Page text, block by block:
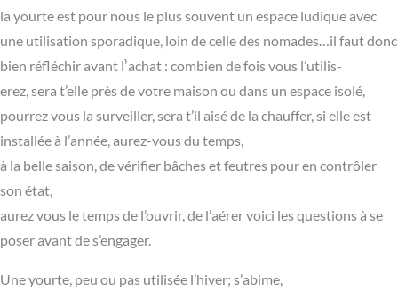
la yourte est pour nous le plus souvent un espace ludique avec
une utilisation sporadique, loin de celle des nomades…il faut donc
bien réfléchir avant l’̀achat : combien de fois vous l’utilis-
erez, sera t’elle près de votre maison ou dans un espace isolé,
pourrez vous la surveiller, sera t’il aisé de la chauffer, si elle est
installée à l’année, aurez-vous du temps,
à la belle saison, de vérifier bâches et feutres pour en contrôler
son état,
aurez vous le temps de l’ouvrir, de l’aérer voici les questions à se
poser avant de s’engager.
Une yourte, peu ou pas utilisée l’hiver; s’abime,